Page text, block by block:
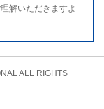
解いただきますよ